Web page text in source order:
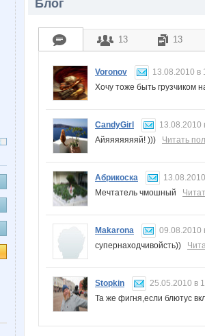
Блог
13 13
Voronov 13.08.2010 в
Хочу тоже быть грузчиком
CandyGirl 13.08.2010
Айяяяяяяяй! ))) Читать
Абрикоска
Мечтатель чмошный
Makarona 09.08.2010
супернаходчивойсть))
Stopkin 25.05.2010 в
Та же фигня,если блютус